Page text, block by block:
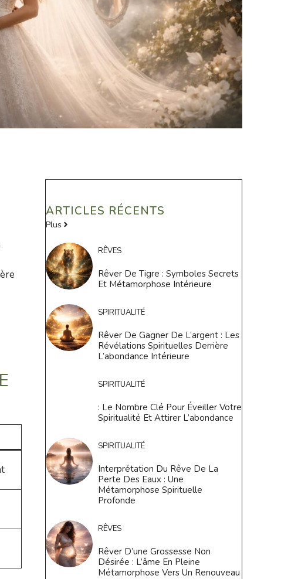
ARTICLES RÉCENTS
Plus
RÊVES
Rêver De Tigre : Symboles Secrets
Et Métamorphose Intérieure
SPIRITUALITÉ
Rêver De Gagner De L’argent : Les
Révélations Spirituelles Derrière
L’abondance Intérieure
SPIRITUALITÉ
: Le Nombre Clé Pour Éveiller Votre
Spiritualité Et Attirer L’abondance
SPIRITUALITÉ
Interprétation Du Rêve De La
Perte Des Eaux : Une
Métamorphose Spirituelle
Profonde
RÊVES
Rêver D’une Grossesse Non
Désirée : L’âme En Pleine
Métamorphose Vers Un Renouveau